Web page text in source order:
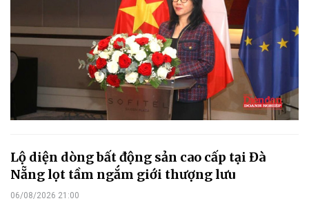
Lộ diện dòng bất động sản cao cấp tại Đà
Nẵng lọt tầm ngắm giới thượng lưu
06/08/2026 21:00